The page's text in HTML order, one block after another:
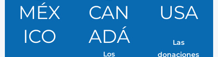
MÉX
ICO
CAN
ADÁ
Los
USA
Las
donaciones